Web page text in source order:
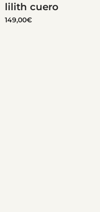
lilith cuero
149,00€